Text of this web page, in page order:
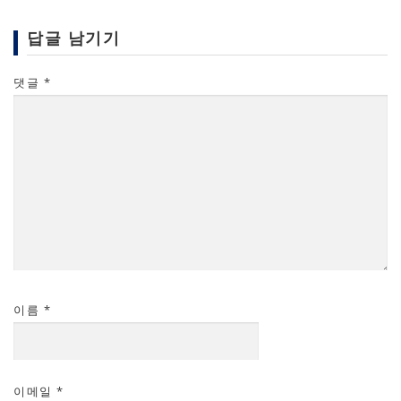
답글 남기기
댓글 *
이름 *
이메일 *